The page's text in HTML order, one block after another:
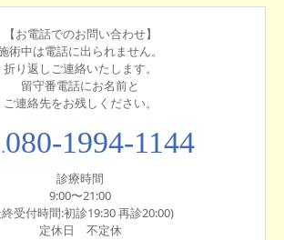
【お電話でのお問い合わせ】
術中は電話に出られません。
折り返しご連絡いたします。
留守番電話にお名前と
ご連絡先をお残しください。
080-1994-1144
診療時間
9:00〜21:00
受付時間:初診19:30 再診20:00)
定休日 不定休